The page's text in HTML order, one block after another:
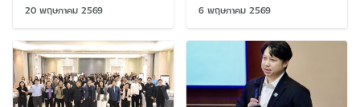
20 พฤษภาคม 2569 6 พฤษภาคม 2569